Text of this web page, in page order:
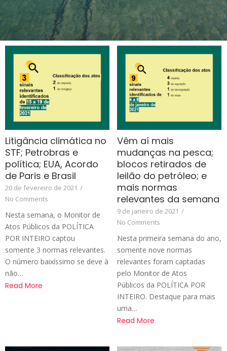
Litigância climática no
STF; Petrobras e
política; EUA, Acordo
de Paris e Brasil
20 de fevereiro de 2021 /
No Comments
Nesta semana, o Monitor de
Atos Públicos da POLÍTICA
POR INTEIRO captou
somente 3 normas relevantes.
O número baixíssimo se deve à
não…
Read More
Vêm aí mais
mudanças na pesca;
blocos retirados de
leilão do petróleo; e
mais normas
relevantes da semana
9 de janeiro de 2021 /
No Comments
Nesta primeira semana do ano,
somente nove normas
relevantes foram captadas
pelo Monitor de Atos
Públicos da POLÍTICA POR
INTEIRO. Destaque para mais
uma…
Read More